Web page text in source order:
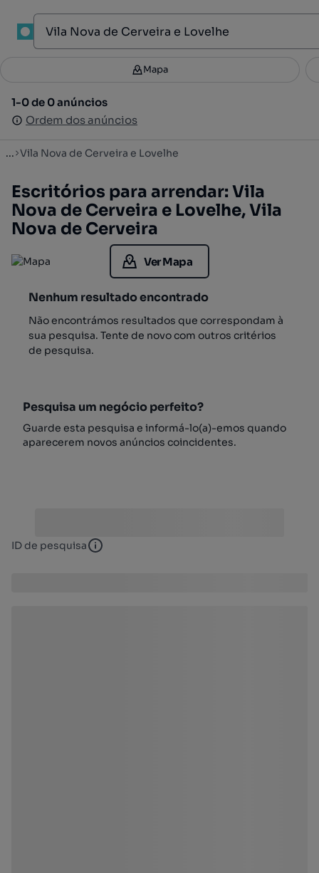
Filtros 4
1-0 de 0 anúncios
Ordem dos anúncios
Mapa
1-0 de 0 anúncios
Ordem dos anúncios
... Vila Nova de Cerveira e Lovelhe
Escritórios para arrendar: Vila
Nova de Cerveira e Lovelhe, Vila
Nova de Cerveira
Ver Mapa
Nenhum resultado encontrado
Não encontrámos resultados que correspondam à
sua pesquisa. Tente de novo com outros critérios
de pesquisa.
Pesquisa um negócio perfeito?
Guarde esta pesquisa e informá-lo(a)-emos quando
aparecerem novos anúncios coincidentes.
ID de pesquisa ID de pesquisa